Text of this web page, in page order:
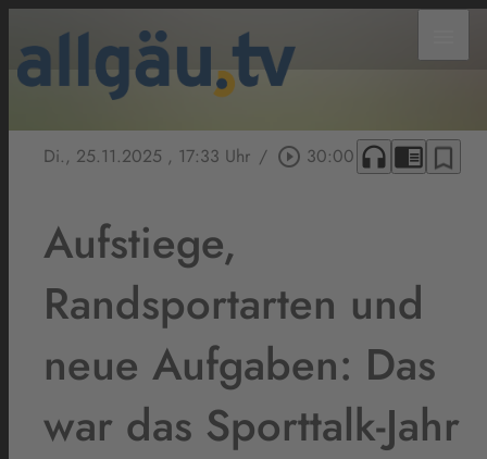
Di., 25.11.2025 , 17:33 Uhr / play_circle_outline 30:00 headphones chrome_reader_mode bookmark_border
Aufstiege,
Randsportarten und
neue Aufgaben: Das
war das Sporttalk-Jahr